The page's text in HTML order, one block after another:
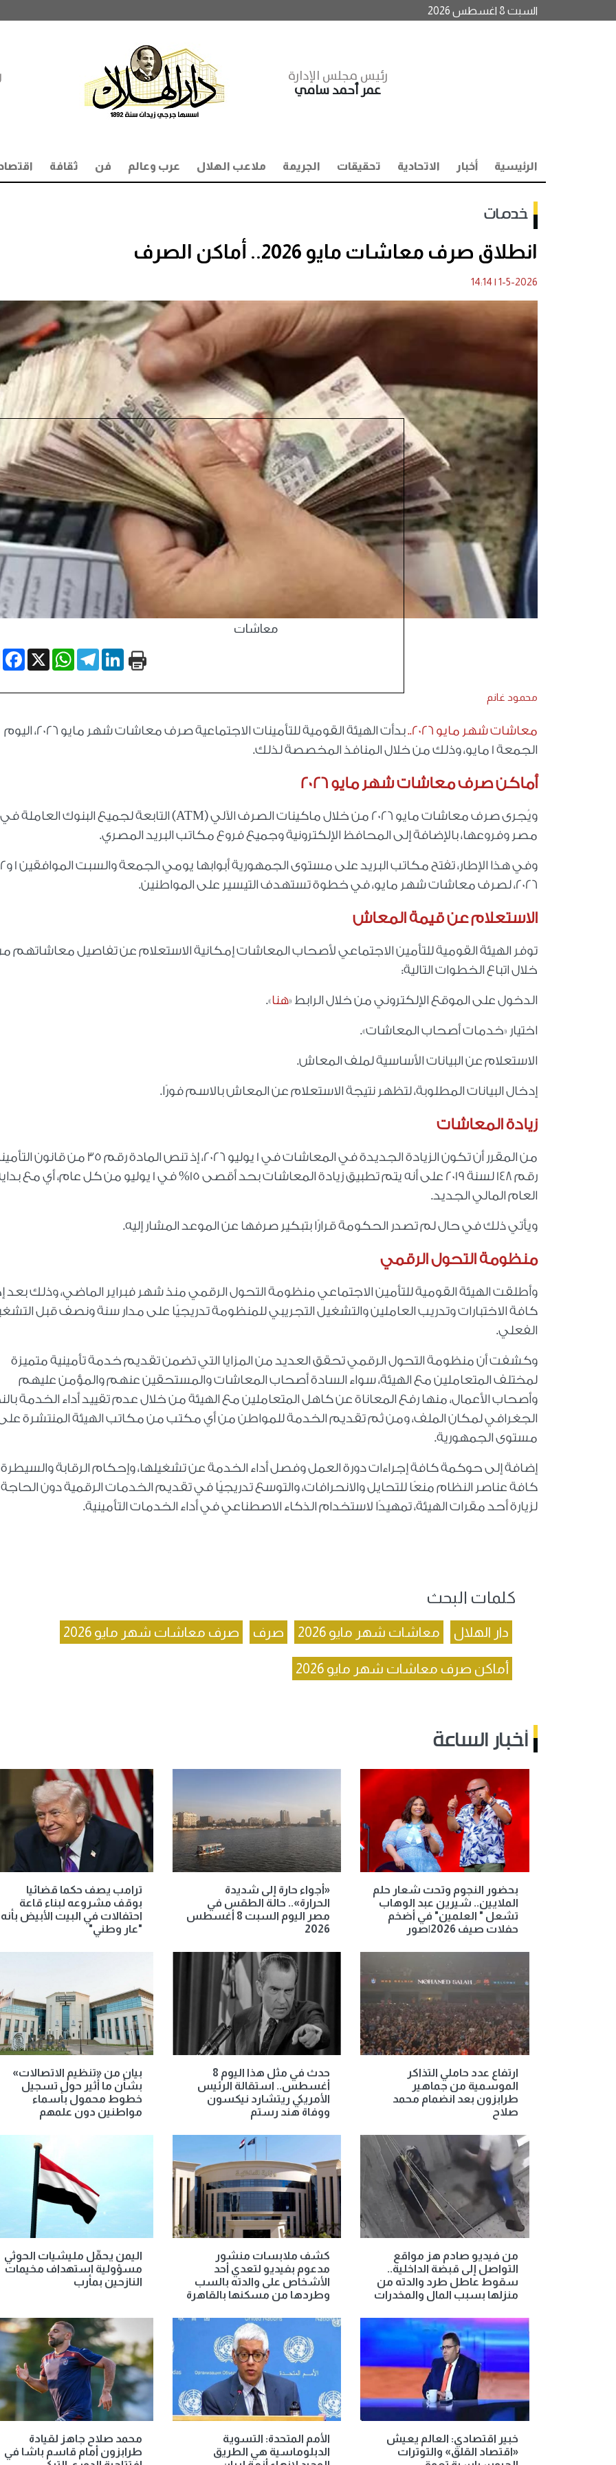
السبت 8 اغسطس 2026
رئيس مجلس الإدارة
عمر أحمد سامي
الرئيسية أخبار الاتحادية تحقيقات الجريمة ملاعب الهلال عرب وعالم فن ثقافة
خدمات
انطلاق صرف معاشات مايو 2026.. أماكن الصرف
1-5-2026
|
14:14
معاشات
X
WhatsApp
TelegramLinkedIn
محمود غانم
معاشات شهر مايو 2026..
بدأت الهيئة القومية للتأمينات الاجتماعية صرف معاشات شهر مايو 2026، اليوم
الجمعة 1 مايو، وذلك من خلال المنافذ المخصصة لذلك.
أماكن صرف معاشات شهر مايو 2026
ويُجرى صرف معاشات مايو 2026 من خلال ماكينات الصرف الآلي ( ATM) التابعة لجميع البنوك العاملة في
مصر وفروعها، بالإضافة إلى المحافظ الإلكترونية وجميع فروع مكاتب البريد المصري.
2026، لصرف معاشات شهر مايو، في خطوة تستهدف التيسير على المواطنين.
الاستعلام عن قيمة المعاش
توفر الهيئة القومية للتأمين الاجتماعي لأصحاب المعاشات إمكانية الاستعلام عن تفاصيل معاشاتهم
خلال اتباع الخطوات التالية:
الدخول على الموقع الإلكتروني من خلال الرابط «هنا».
اختيار «خدمات أصحاب المعاشات».
الاستعلام عن البيانات الأساسية لملف المعاش.
إدخال البيانات المطلوبة، لتظهر نتيجة الاستعلام عن المعاش بالاسم فورًا.
زيادة المعاشات
من المقرر أن تكون الزيادة الجديدة في المعاشات في 1 يوليو 2026، إذ تنص المادة رقم 35
رقم 148 لسنة 2019 على أنه يتم تطبيق زيادة المعاشات بحد أقصى 15% في 1 يوليو من كل عام، أي مع
العام المالي الجديد.
ويأتي ذلك في حال لم تصدر الحكومة قرارًا بتبكير صرفها عن الموعد المشار إليه.
منظومة التحول الرقمي
وأطلقت الهيئة القومية للتأمين الاجتماعي منظومة التحول الرقمي منذ شهر فبراير الماضي، وذلك بعد
كافة الاختبارات وتدريب العاملين والتشغيل التجريبي للمنظومة تدريجيًا على مدار سنة ونصف قبل
الفعلي.
وكشفت أن منظومة التحول الرقمي تحقق العديد من المزايا التي تضمن تقديم خدمة تأمينية متميزة
لمختلف المتعاملين مع الهيئة، سواء السادة أصحاب المعاشات والمستحقين عنهم والمؤمن عليهم
وأصحاب الأعمال، منها رفع المعاناة عن كاهل المتعاملين مع الهيئة من خلال عدم تقييد أداء الخدمة
الجغرافي لمكان الملف، ومن ثم تقديم الخدمة للمواطن من أي مكتب من مكاتب الهيئة المنتشرة
مستوى الجمهورية.
إضافة إلى حوكمة كافة إجراءات دورة العمل وفصل أداء الخدمة عن تشغيلها، وإحكام الرقابة
كافة عناصر النظام منعًا للتحايل والانحرافات، والتوسع تدريجيًا في تقديم الخدمات الرقمية دون الحاجة
لزيارة أحد مقرات الهيئة، تمهيدًا لاستخدام الذكاء الاصطناعي في أداء الخدمات التأمينية.
كلمات البحث
دار الهلال معاشات شهر مايو 2026 صرف صرف معاشات شهر مايو 2026
أماكن صرف معاشات شهر مايو 2026
أخبار الساعة
بحضور النجوم وتحت شعار حلم
الملايين.. شيرين عبد الوهاب
تشعل " العلمين" في أضخم
حفلات صيف 2026|صور
«أجواء حارة إلى شديدة
الحرارة».. حالة الطقس في
مصر اليوم السبت 8 أغسطس
2026
ترامب يصف حكما قضائيا
بوقف مشروعه لبناء قاعة
احتفالات في البيت الأبيض بأنه
"عار وطني"
ارتفاع عدد حاملي التذاكر
الموسمية من جماهير
طرابزون بعد انضمام محمد
صلاح
حدث في مثل هذا اليوم 8
أغسطس.. استقالة الرئيس
الأمريكي ريتشارد نيكسون
ووفاة هند رستم
بيان من «تنظيم الاتصالات»
بشأن ما أُثير حول تسجيل
خطوط محمول بأسماء
مواطنين دون علمهم
من فيديو صادم هز مواقع
التواصل إلى قبضة الداخلية..
سقوط عاطل طرد والدته من
منزلها بسبب المال والمخدرات
كشف ملابسات منشور
مدعوم بفيديو لتعدي أحد
الأشخاص على والدته بالسب
وطردها من مسكنها بالقاهرة
اليمن يحمِّل مليشيات الحوثي
مسؤولية استهداف مخيمات
النازحين بمأرب
خبير اقتصادي: العالم يعيش
«اقتصاد القلق» والتوترات
الأمم المتحدة: التسوية
الدبلوماسية هي الطريق
محمد صلاح جاهز لقيادة
طرابزون أمام قاسم باشا في